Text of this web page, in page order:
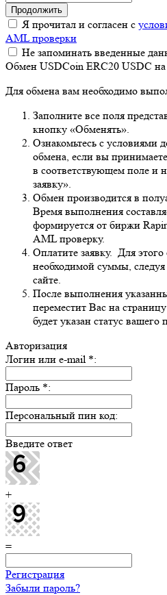
Я прочитал и согласен с
AML проверки
Не запоминать введенные
Обмен USDCoin ERC20 USDC
Для обмена вам необходимо
Заполните все поля
кнопку «Обменять».
Ознакомьтесь с условиями
обмена, если вы
в соответствующем поле и
заявку».
Обмен производится в
Время выполнения
формируется от биржи
AML проверку.
Оплатите заявку. Для
необходимой суммы,
сайте.
После выполнения
переместит Вас на
будет указан статус вашего
Авторизация
Логин или e-mail *:
Пароль *:
Персональный пин код:
Введите ответ
+
=
Регистрация
Забыли пароль?